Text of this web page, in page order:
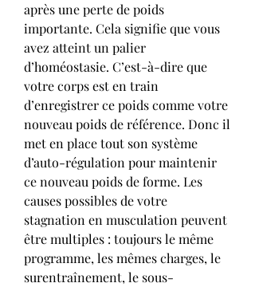
après une perte de poids
importante. Cela signifie que vous
avez atteint un palier
d’homéostasie. C’est-à-dire que
votre corps est en train
d’enregistrer ce poids comme votre
nouveau poids de référence. Donc il
met en place tout son système
d’auto-régulation pour maintenir
ce nouveau poids de forme. Les
causes possibles de votre
stagnation en musculation peuvent
être multiples : toujours le même
programme, les mêmes charges, le
surentraînement, le sous-